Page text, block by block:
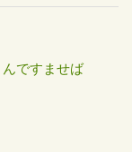
ですませば